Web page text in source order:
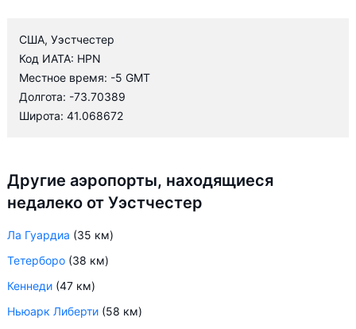
США, Уэстчестер
Код ИАТА: HPN
Местное время: -5 GMT
Долгота: -73.70389
Широта: 41.068672
Другие аэропорты, находящиеся
недалеко от Уэстчестер
Ла Гуардиа (35 км)
Тетерборо (38 км)
Кеннеди (47 км)
Ньюарк Либерти (58 км)